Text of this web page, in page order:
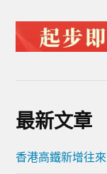
最新文章
香港高鐵新增往